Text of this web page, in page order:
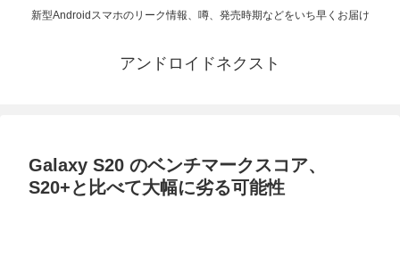
新型Androidスマホのリーク情報、噂、発売時期などをいち早くお届け
アンドロイドネクスト
Galaxy S20 のベンチマークスコア、
S20+と比べて大幅に劣る可能性